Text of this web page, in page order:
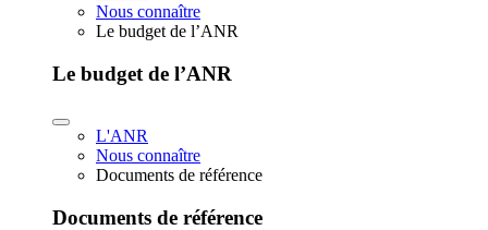
Nous connaître
Le budget de l’ANR
Le budget de l’ANR
L'ANR
Nous connaître
Documents de référence
Documents de référence